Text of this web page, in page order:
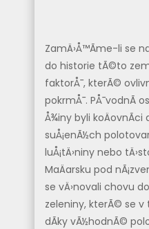
ZamÄ›Å™Ã­me-li se
do historie tÃ©to
faktorÅ¯, kterÃ©
pokrmÅ¯. PÅ¯vodnÃ­
Å¾iny byli koÄovnÃ­ci
suÅ¡enÃ½ch
luÅ¡tÄ›niny nebo
MaÄarsku pod
se vÄ›novali chovu
zeleniny, kterÃ© se
dÃ­ky vÃ½hodnÃ©